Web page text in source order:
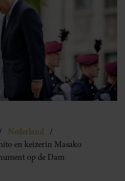
Nederland
en keizerin Masako
op de Dam